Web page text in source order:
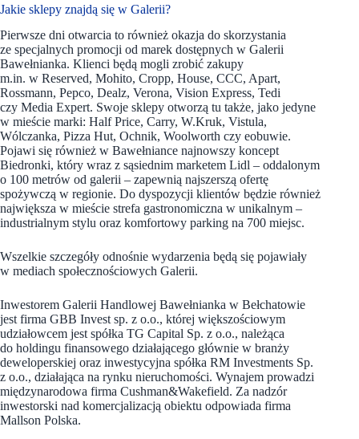
Jakie sklepy znajdą się w Galerii?
Pierwsze dni otwarcia to również okazja do skorzystania
ze specjalnych promocji od marek dostępnych w Galerii
Bawełnianka. Klienci będą mogli zrobić zakupy
m.in. w Reserved, Mohito, Cropp, House, CCC, Apart,
Rossmann, Pepco, Dealz, Verona, Vision Express, Tedi
czy Media Expert. Swoje sklepy otworzą tu także, jako jedyne
w mieście marki: Half Price, Carry, W.Kruk, Vistula,
Wólczanka, Pizza Hut, Ochnik, Woolworth czy eobuwie.
Pojawi się również w Bawełniance najnowszy koncept
Biedronki, który wraz z sąsiednim marketem Lidl – oddalonym
o 100 metrów od galerii – zapewnią najszerszą ofertę
spożywczą w regionie. Do dyspozycji klientów będzie również
największa w mieście strefa gastronomiczna w unikalnym –
industrialnym stylu oraz komfortowy parking na 700 miejsc.
Wszelkie szczegóły odnośnie wydarzenia będą się pojawiały
w mediach społecznościowych Galerii.
Inwestorem Galerii Handlowej Bawełnianka w Bełchatowie
jest firma GBB Invest sp. z o.o., której większościowym
udziałowcem jest spółka TG Capital Sp. z o.o., należąca
do holdingu finansowego działającego głównie w branży
deweloperskiej oraz inwestycyjna spółka RM Investments Sp.
z o.o., działająca na rynku nieruchomości. Wynajem prowadzi
międzynarodowa firma Cushman&Wakefield. Za nadzór
inwestorski nad komercjalizacją obiektu odpowiada firma
Mallson Polska.